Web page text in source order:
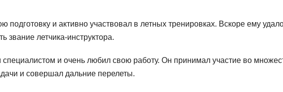
и активно участвовал в летных тренировках. Вскоре ему
звание летчика-инструктора.
и очень любил свою работу. Он принимал участие во
и совершал дальние перелеты.